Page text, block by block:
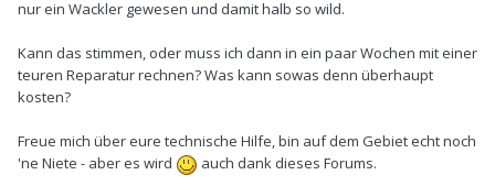
nur ein Wackler gewesen und damit halb so wild.
Kann das stimmen, oder muss ich dann in ein paar Wochen mit einer
teuren Reparatur rechnen? Was kann sowas denn überhaupt
kosten?
Freue mich über eure technische Hilfe, bin auf dem Gebiet echt noch
'ne Niete - aber es wird
auch dank dieses Forums.